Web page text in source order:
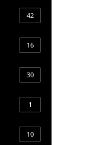
42
16
30
1
10